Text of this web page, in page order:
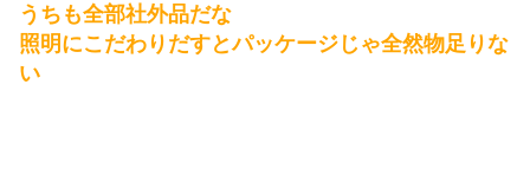
うちも全部社外品だな
照明にこだわりだすとパッケージじゃ全然物足りな
い